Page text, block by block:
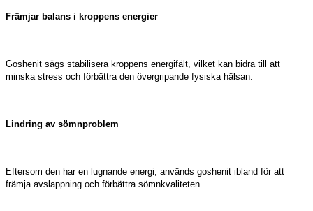
Främjar balans i kroppens energier
Goshenit sägs stabilisera kroppens energifält, vilket kan bidra till att
minska stress och förbättra den övergripande fysiska hälsan.
Lindring av sömnproblem
Eftersom den har en lugnande energi, används goshenit ibland för att
främja avslappning och förbättra sömnkvaliteten.